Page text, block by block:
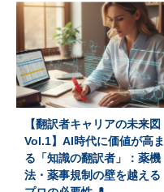
【翻訳者キャリアの未来図
Vol.1】AI時代に価値が高ま
る「知識の翻訳者」：薬機
法・薬事規制の壁を越える